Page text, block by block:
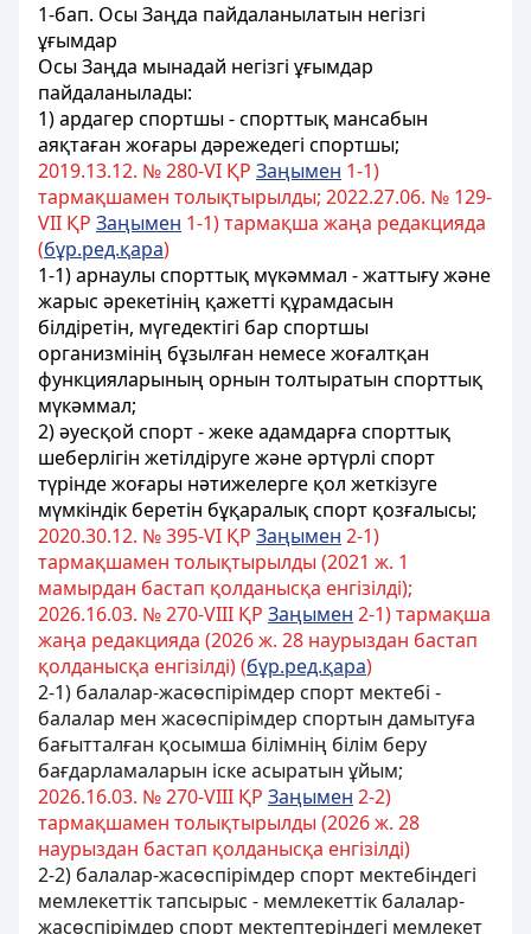
1-бап. Осы Заңда пайдаланылатын негiзгi
ұғымдар
Осы Заңда мынадай негiзгi ұғымдар
пайдаланылады:
1) ардагер спортшы - спорттық мансабын
аяқтаған жоғары дәрежедегі спортшы;
2019.13.12. № 280-VI ҚР Заңымен 1-1)
тармақшамен толықтырылды; 2022.27.06. № 129-
VII ҚР Заңымен 1-1) тармақша жаңа редакцияда
(бұр.ред.қара)
1-1) арнаулы спорттық мүкәммал - жаттығу және
жарыс әрекетінің қажетті құрамдасын
білдіретін, мүгедектігі бар спортшы
организмінің бұзылған немесе жоғалтқан
функцияларының орнын толтыратын спорттық
мүкәммал;
2) әуесқой спорт - жеке адамдарға спорттық
шеберлiгiн жетiлдiруге және әртүрлі спорт
түрiнде жоғары нәтижелерге қол жеткізуге
мүмкiндiк беретiн бұқаралық спорт қозғалысы;
2020.30.12. № 395-VI ҚР Заңымен 2-1)
тармақшамен толықтырылды (2021 ж. 1
мамырдан бастап қолданысқа енгізілді);
2026.16.03. № 270-VIII ҚР Заңымен 2-1) тармақша
жаңа редакцияда (2026 ж. 28 наурыздан бастап
қолданысқа енгізілді) (бұр.ред.қара)
2-1) балалар-жасөспірімдер спорт мектебі -
балалар мен жасөспірімдер спортын дамытуға
бағытталған қосымша білімнің білім беру
бағдарламаларын іске асыратын ұйым;
2026.16.03. № 270-VIII ҚР Заңымен 2-2)
тармақшамен толықтырылды (2026 ж. 28
наурыздан бастап қолданысқа енгізілді)
2-2) балалар-жасөспірімдер спорт мектебіндегі
мемлекеттік тапсырыс - мемлекеттік балалар-
жасөспірімдер спорт мектептеріндегі мемлекет